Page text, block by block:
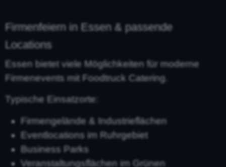
Firmenfeiern in Essen & passende
Locations
Essen bietet viele Möglichkeiten für moderne
Firmenevents mit Foodtruck Catering.
Typische Einsatzorte:
Firmengelände & Industrieflächen
Eventlocations im Ruhrgebiet
Business Parks
Veranstaltungsflächen im Grünen